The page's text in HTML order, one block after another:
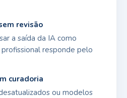
revisão
a saída da IA como
responde pelo
curadoria
ou modelos